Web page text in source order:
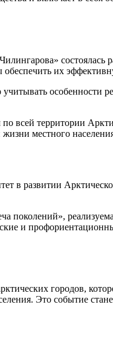
состоялась
обеспечить их
особенности
всей территории
местного
в развитии
поколений»,
и
городов,
Это событие